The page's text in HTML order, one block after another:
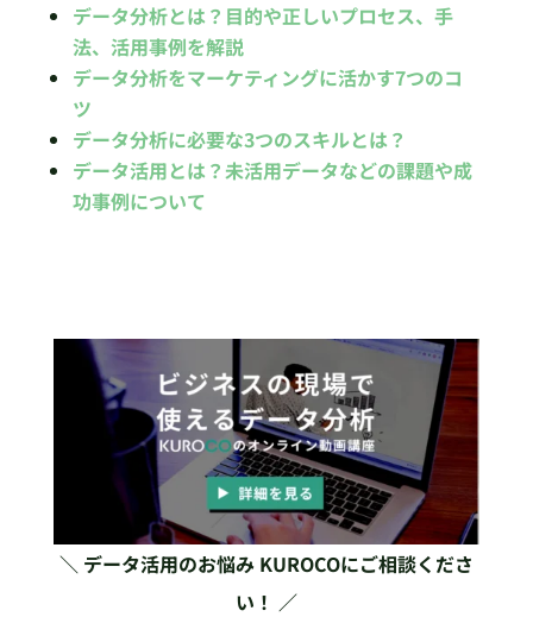
データ分析とは？目的や正しいプロセス、手
法、活用事例を解説
データ分析をマーケティングに活かす7つのコ
ツ
データ分析に必要な3つのスキルとは？
データ活用とは？未活用データなどの課題や成
功事例について
＼ データ活用のお悩み KUROCOにご相談くださ
い！ ／